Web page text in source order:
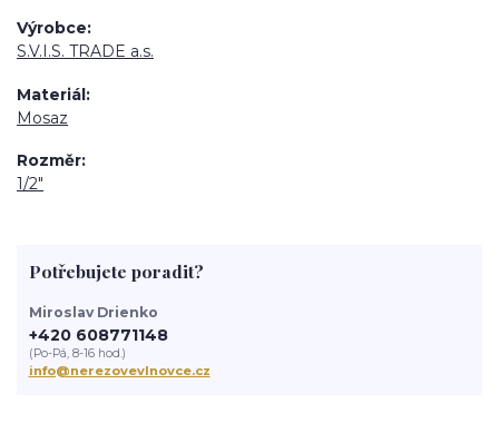
Výrobce
S.V.I.S. TRADE a.s.
Materiál
Mosaz
Rozměr
1/2"
Potřebujete poradit?
Miroslav Drienko
+420 608771148
(Po-Pá, 8-16 hod.)
info@nerezovevlnovce.cz